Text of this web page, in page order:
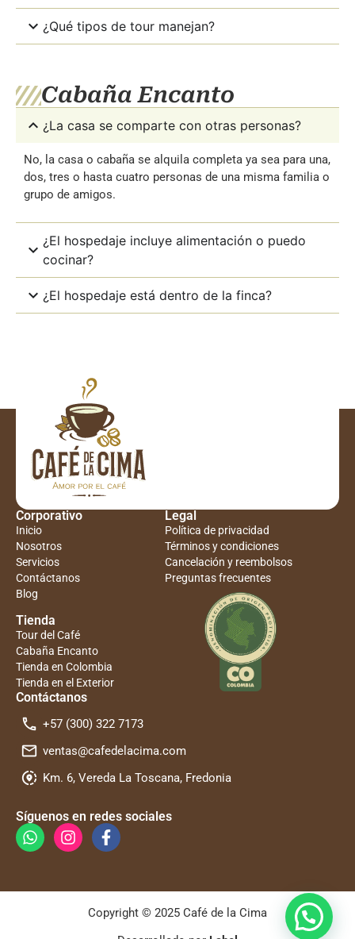
¿Qué tipos de tour manejan?
Cabaña Encanto
¿La casa se comparte con otras personas?
No, la casa o cabaña se alquila completa ya sea para una,
dos, tres o hasta cuatro personas de una misma familia o
grupo de amigos.
¿El hospedaje incluye alimentación o puedo
cocinar?
¿El hospedaje está dentro de la finca?
Corporativo
Inicio
Nosotros
Servicios
Contáctanos
Blog
Tienda
Tour del Café
Cabaña Encanto
Tienda en Colombia
Tienda en el Exterior
Legal
Política de privacidad
Términos y condiciones
Cancelación y reembolsos
Preguntas frecuentes
Contáctanos
+57 (300) 322 7173
ventas@cafedelacima.com
Km. 6, Vereda La Toscana, Fredonia
Síguenos en redes sociales
Copyright © 2025 Café de la Cima